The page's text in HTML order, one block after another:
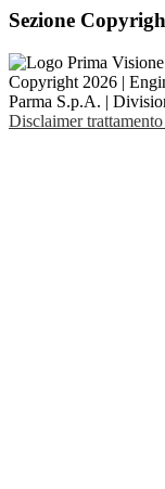
Sezione
Copyright 2026 |
Parma S.p.A. |
Disclaimer